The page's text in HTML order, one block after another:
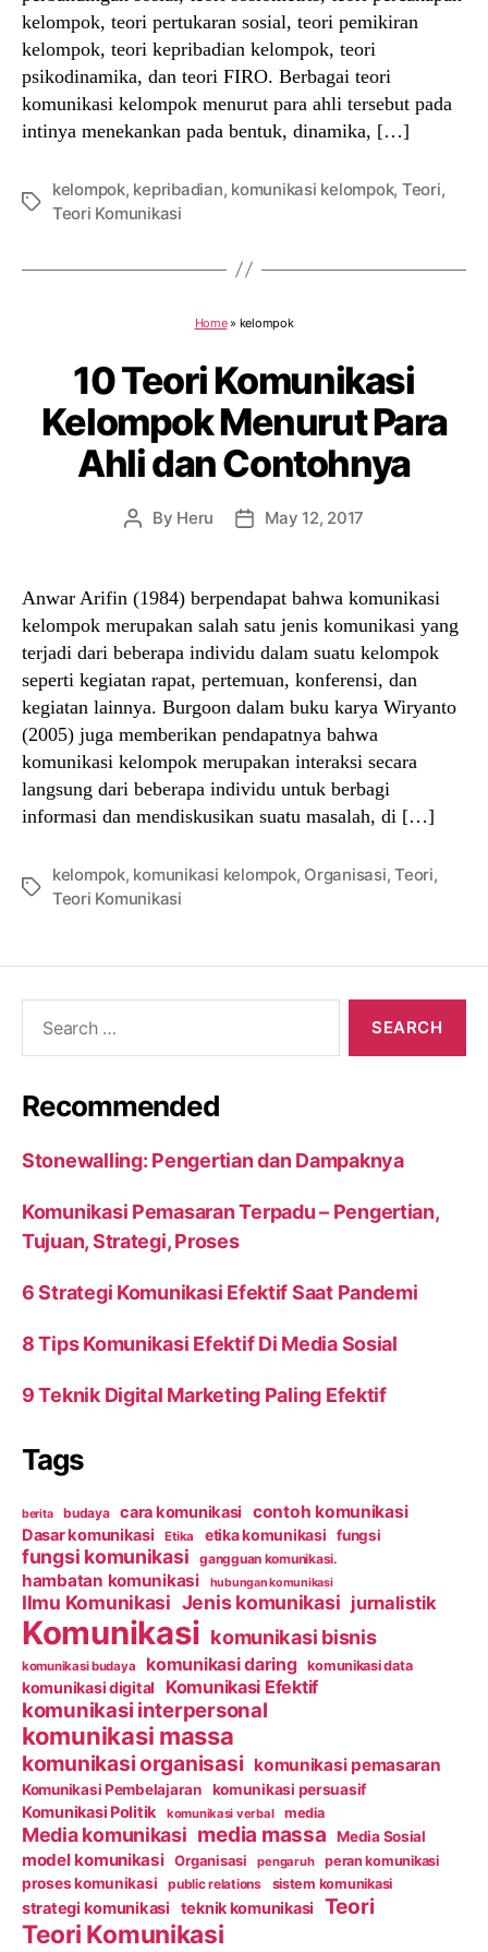
kelompok, teori pertukaran sosial, teori pemikiran
kelompok, teori kepribadian kelompok, teori
psikodinamika, dan teori FIRO. Berbagai teori
komunikasi kelompok menurut para ahli tersebut pada
intinya menekankan pada bentuk, dinamika, […]
Tags
kelompok, kepribadian, komunikasi kelompok, Teori,
Teori Komunikasi
Home» kelompok
10 Teori Komunikasi
Kelompok Menurut Para
Ahli dan Contohnya
Post
By Heru
PostMay 12, 2017
Anwar Arifin (1984) berpendapat bahwa komunikasi
kelompok merupakan salah satu jenis komunikasi yang
terjadi dari beberapa individu dalam suatu kelompok
seperti kegiatan rapat, pertemuan, konferensi, dan
kegiatan lainnya. Burgoon dalam buku karya Wiryanto
(2005) juga memberikan pendapatnya bahwa
komunikasi kelompok merupakan interaksi secara
langsung dari beberapa individu untuk berbagi
informasi dan mendiskusikan suatu masalah, di […]
Tags
kelompok, komunikasi kelompok, Organisasi,Teori,
Teori Komunikasi
Recommended
Stonewalling: Pengertian dan Dampaknya
Komunikasi Pemasaran Terpadu – Pengertian,
Tujuan, Strategi, Proses
6 Strategi Komunikasi Efektif Saat Pandemi
8 Tips Komunikasi Efektif Di Media Sosial
9 Teknik Digital Marketing Paling Efektif
Tags
berita budaya cara komunikasi contoh komunikasi
Dasar komunikasi Etika etika komunikasi fungsi
fungsi komunikasi gangguan komunikasi.
hambatan komunikasi hubungan komunikasi
Ilmu Komunikasi Jenis komunikasi jurnalistik
Komunikasi komunikasi bisnis
komunikasi budaya komunikasi daring komunikasi data
komunikasi digital Komunikasi Efektif
komunikasi interpersonal
komunikasi massa
komunikasi organisasi komunikasi pemasaran
Komunikasi Pembelajaran komunikasi persuasif
Komunikasi Politik komunikasi verbal media
Media komunikasi media massa Media Sosial
model komunikasi Organisasi pengaruh peran komunikasi
proses komunikasi public relations sistem komunikasi
strategi komunikasi teknik komunikasi Teori
Teori Komunikasi